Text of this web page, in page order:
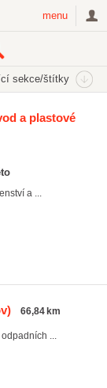
menu
sekce/štítky
štítky
a plastové
a ...
66,84 km
...